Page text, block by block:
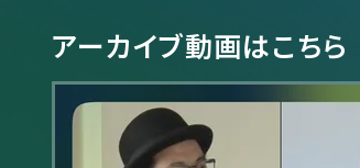
アーカイブ動画はこちら